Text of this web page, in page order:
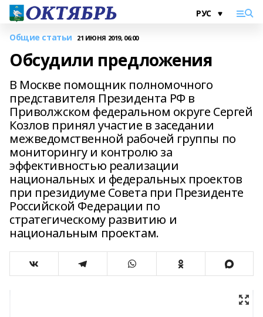
Общие статьи 21 ИЮНЯ 2019, 06:00
Обсудили предложения
В Москве помощник полномочного
представителя Президента РФ в
Приволжском федеральном округе Сергей
Козлов принял участие в заседании
межведомственной рабочей группы по
мониторингу и контролю за
эффективностью реализации
национальных и федеральных проектов
при президиуме Совета при Президенте
Российской Федерации по
стратегическому развитию и
национальным проектам.